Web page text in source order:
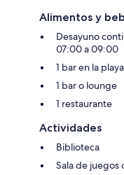
Alimentos y
Desayuno
07:00 a 09:00
1 bar en la playa
1 bar o lounge
1 restaurante
Actividades
Biblioteca
Sala de juegos